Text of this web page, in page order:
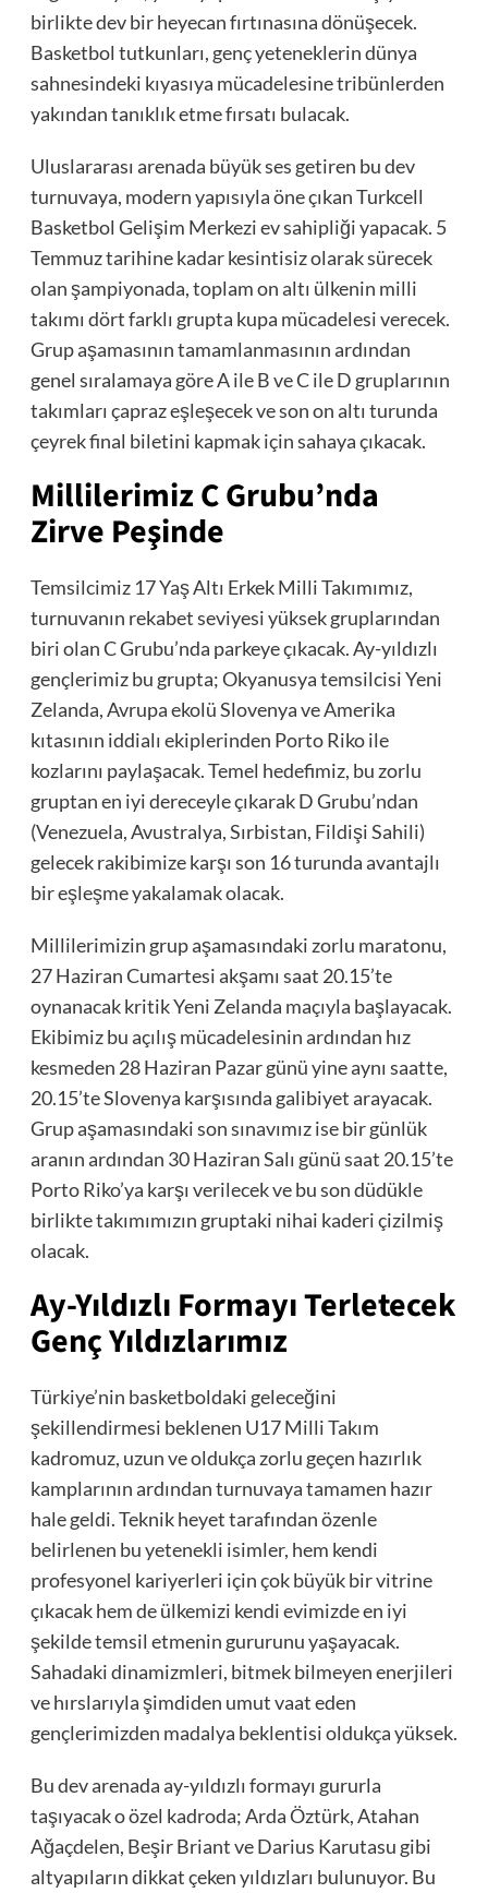
birlikte dev bir heyecan fırtınasına dönüşecek.
Basketbol tutkunları, genç yeteneklerin dünya
sahnesindeki kıyasıya mücadelesine tribünlerden
yakından tanıklık etme fırsatı bulacak.
Uluslararası arenada büyük ses getiren bu dev
turnuvaya, modern yapısıyla öne çıkan Turkcell
Basketbol Gelişim Merkezi ev sahipliği yapacak. 5
Temmuz tarihine kadar kesintisiz olarak sürecek
olan şampiyonada, toplam on altı ülkenin milli
takımı dört farklı grupta kupa mücadelesi verecek.
Grup aşamasının tamamlanmasının ardından
genel sıralamaya göre A ile B ve C ile D gruplarının
takımları çapraz eşleşecek ve son on altı turunda
çeyrek final biletini kapmak için sahaya çıkacak.
Millilerimiz C Grubu’nda
Zirve Peşinde
Temsilcimiz 17 Yaş Altı Erkek Milli Takımımız,
turnuvanın rekabet seviyesi yüksek gruplarından
biri olan C Grubu’nda parkeye çıkacak. Ay-yıldızlı
gençlerimiz bu grupta; Okyanusya temsilcisi Yeni
Zelanda, Avrupa ekolü Slovenya ve Amerika
kıtasının iddialı ekiplerinden Porto Riko ile
kozlarını paylaşacak. Temel hedefimiz, bu zorlu
gruptan en iyi dereceyle çıkarak D Grubu’ndan
(Venezuela, Avustralya, Sırbistan, Fildişi Sahili)
gelecek rakibimize karşı son 16 turunda avantajlı
bir eşleşme yakalamak olacak.
Millilerimizin grup aşamasındaki zorlu maratonu,
27 Haziran Cumartesi akşamı saat 20.15’te
oynanacak kritik Yeni Zelanda maçıyla başlayacak.
Ekibimiz bu açılış mücadelesinin ardından hız
kesmeden 28 Haziran Pazar günü yine aynı saatte,
20.15’te Slovenya karşısında galibiyet arayacak.
Grup aşamasındaki son sınavımız ise bir günlük
aranın ardından 30 Haziran Salı günü saat 20.15’te
Porto Riko’ya karşı verilecek ve bu son düdükle
birlikte takımımızın gruptaki nihai kaderi çizilmiş
olacak.
Ay-Yıldızlı Formayı Terletecek
Genç Yıldızlarımız
Türkiye’nin basketboldaki geleceğini
şekillendirmesi beklenen U17 Milli Takım
kadromuz, uzun ve oldukça zorlu geçen hazırlık
kamplarının ardından turnuvaya tamamen hazır
hale geldi. Teknik heyet tarafından özenle
belirlenen bu yetenekli isimler, hem kendi
profesyonel kariyerleri için çok büyük bir vitrine
çıkacak hem de ülkemizi kendi evimizde en iyi
şekilde temsil etmenin gururunu yaşayacak.
Sahadaki dinamizmleri, bitmek bilmeyen enerjileri
ve hırslarıyla şimdiden umut vaat eden
gençlerimizden madalya beklentisi oldukça yüksek.
Bu dev arenada ay-yıldızlı formayı gururla
taşıyacak o özel kadroda; Arda Öztürk, Atahan
Ağaçdelen, Beşir Briant ve Darius Karutasu gibi
altyapıların dikkat çeken yıldızları bulunuyor. Bu